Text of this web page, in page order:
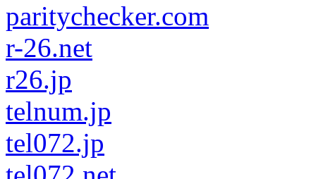
paritychecker.com
r-26.net
r26.jp
telnum.jp
tel072.jp